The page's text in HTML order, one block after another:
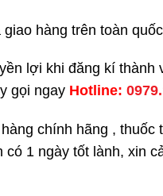
hàng trên toàn
lợi khi đăng kí
gọi ngay Hotline:
hàng chính hãng ,
có 1 ngày tốt lành, xin